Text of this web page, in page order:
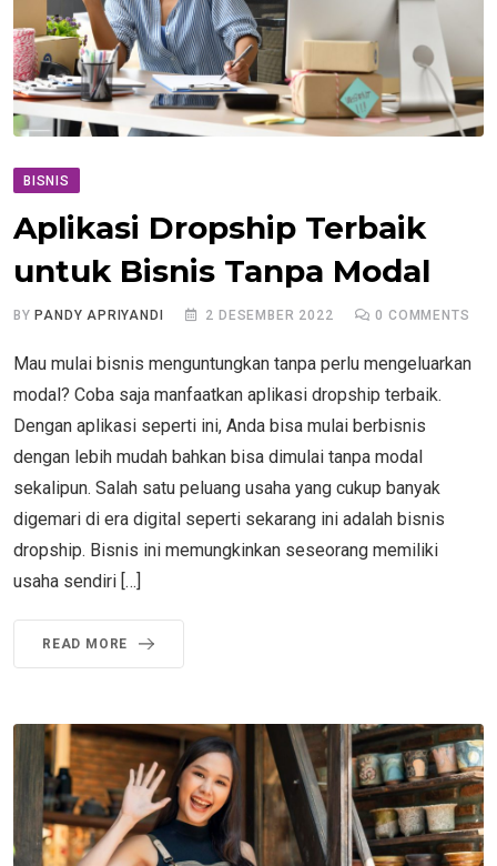
BISNIS
Aplikasi Dropship Terbaik
untuk Bisnis Tanpa Modal
BY PANDY APRIYANDI 2 DESEMBER 2022 0 COMMENTS
Mau mulai bisnis menguntungkan tanpa perlu mengeluarkan
modal? Coba saja manfaatkan aplikasi dropship terbaik.
Dengan aplikasi seperti ini, Anda bisa mulai berbisnis
dengan lebih mudah bahkan bisa dimulai tanpa modal
sekalipun. Salah satu peluang usaha yang cukup banyak
digemari di era digital seperti sekarang ini adalah bisnis
dropship. Bisnis ini memungkinkan seseorang memiliki
usaha sendiri […]
READ MORE